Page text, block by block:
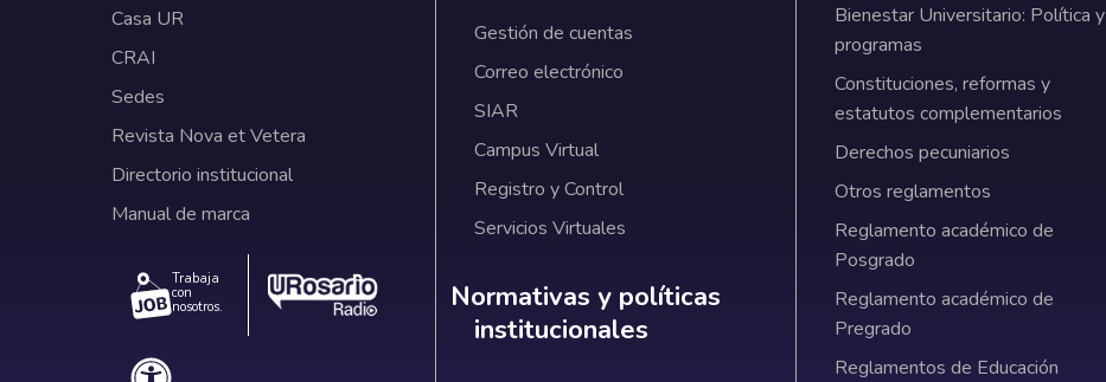
Casa UR
CRAI
Sedes
Revista Nova et Vetera
Directorio institucional
Manual de marca
Trabaja
con
nosotros.
Gestión de cuentas
Correo electrónico
SIAR
Campus Virtual
Registro y Control
Servicios Virtuales
Normativas y políticas institucionales
Normativas y políticas
institucionales
Bienestar Universitario: Política y
programas
Constituciones, reformas y
estatutos complementarios
Derechos pecuniarios
Otros reglamentos
Reglamento académico de
Posgrado
Reglamento académico de
Pregrado
Reglamentos de Educación